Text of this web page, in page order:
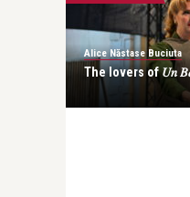
Buciuta
of 𝑈𝑛 𝐵𝑎𝑙𝑙𝑜 𝑖𝑛 � ...